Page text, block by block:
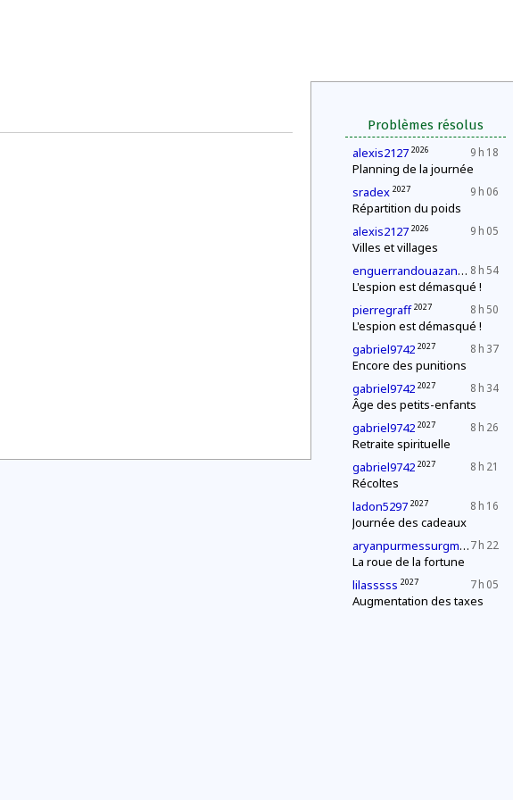
Problèmes résolus
9 h 18
alexis2127 2026
Planning de la journée
9 h 06
sradex 2027
Répartition du poids
9 h 05
alexis2127 2026
Villes et villages
8 h 54
enguerrandouazana 2027
L'espion est démasqué !
8 h 50
pierregraff 2027
L'espion est démasqué !
8 h 37
gabriel9742 2027
Encore des punitions
8 h 34
gabriel9742 2027
Âge des petits-enfants
8 h 26
gabriel9742 2027
Retraite spirituelle
8 h 21
gabriel9742 2027
Récoltes
8 h 16
ladon5297 2027
Journée des cadeaux
7 h 22
aryanpurmessurgmailcom 2027
La roue de la fortune
7 h 05
lilasssss 2027
Augmentation des taxes